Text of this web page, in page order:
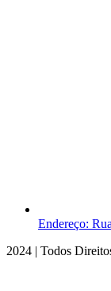
Endereço:
2024 | Todos